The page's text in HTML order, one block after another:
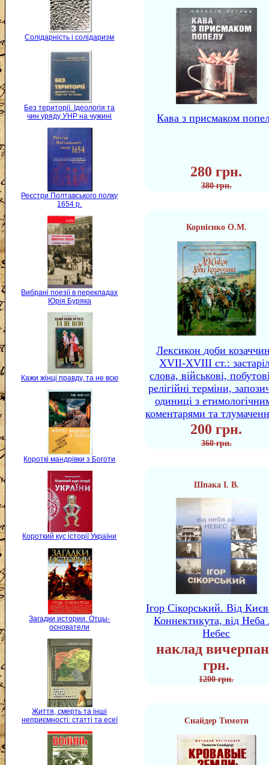
Солідарність і солідаризм
Без території. Ідеологія та
чин уряду УНР на чужині
Реєстри Полтавського полку
1654 р.
Вибрані поезії в перекладах
Юрія Буряка
Кажи жінці правду, та не всю
Короткі мандрівки з Боготи
Короткий кус історії України
Загадки истории. Отцы-
основатели
Життя, смерть та інші
неприємності: статті та есеї
Кава з присмаком
280 грн.
380 грн.
Корнієнко О.М.
Лексикон доби
XVII-XVIII ст.:
слова, військові,
релігійні терміни,
одиниці з
коментарями та
200 грн.
360 грн.
Шпака І. В.
Ігор Сікорський. Від
Коннектикута, від Неба
Небес
наклад
грн.
1200 грн.
Снайдер Тимоти